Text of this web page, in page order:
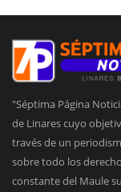
"Séptima Página
de Linares cuyo
través de un
sobre todo los
constante del Maule